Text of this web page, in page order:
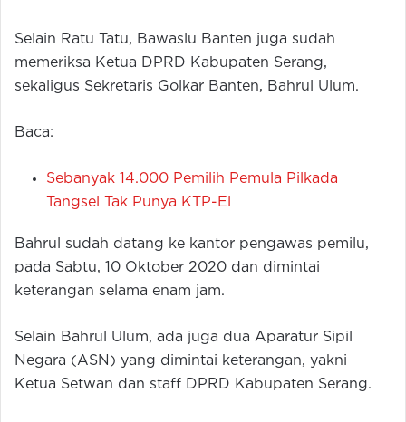
Selain Ratu Tatu, Bawaslu Banten juga sudah
memeriksa Ketua DPRD Kabupaten Serang,
sekaligus Sekretaris Golkar Banten, Bahrul Ulum.
Baca:
Sebanyak 14.000 Pemilih Pemula Pilkada
Tangsel Tak Punya KTP-El
Bahrul sudah datang ke kantor pengawas pemilu,
pada Sabtu, 10 Oktober 2020 dan dimintai
keterangan selama enam jam.
Selain Bahrul Ulum, ada juga dua Aparatur Sipil
Negara (ASN) yang dimintai keterangan, yakni
Ketua Setwan dan staff DPRD Kabupaten Serang.